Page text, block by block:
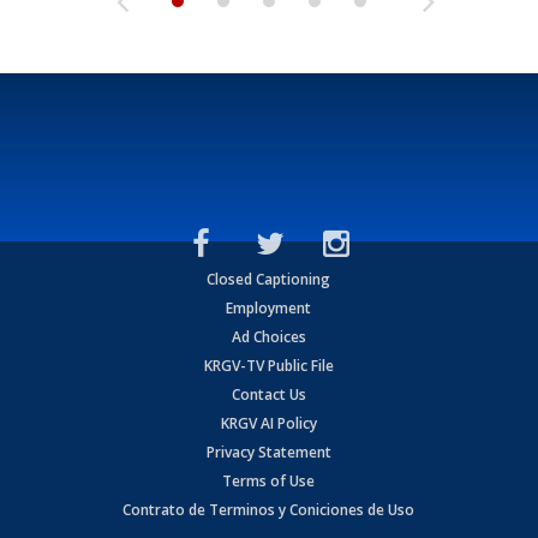
Closed Captioning
Employment
Ad Choices
KRGV-TV Public File
Contact Us
KRGV AI Policy
Privacy Statement
Terms of Use
Contrato de Terminos y Coniciones de Uso